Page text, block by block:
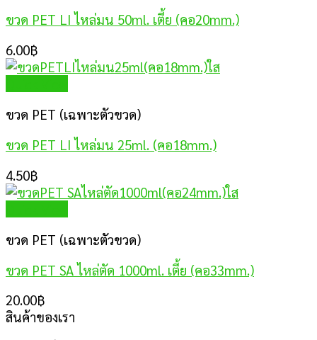
ขวด PET LI ไหล่มน 50ml. เตี้ย (คอ20mm.)
6.00฿
ขวด PET (เฉพาะตัวขวด)
ขวด PET LI ไหล่มน 25ml. (คอ18mm.)
4.50฿
ขวด PET (เฉพาะตัวขวด)
ขวด PET SA ไหล่ตัด 1000ml. เตี้ย (คอ33mm.)
20.00฿
สินค้าของเรา